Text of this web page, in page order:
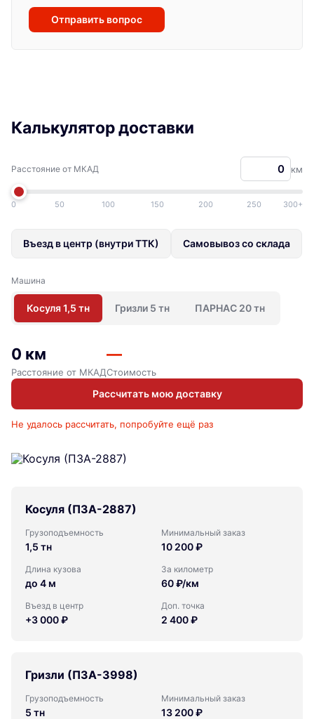
Отправить вопрос
Калькулятор доставки
Расстояние от МКАД км
0 50 100 150 200 250 300+
Въезд в центр (внутри ТТК) Самовывоз со склада
Машина
Косуля 1,5 тн Гризли 5 тн ПАРНАС 20 тн
0 км
Расстояние от МКАД
—
Стоимость
Рассчитать мою доставку
Не удалось рассчитать, попробуйте ещё раз
Косуля (ПЗА-2887)
Грузоподъемность
1,5 тн
Минимальный заказ
10 200 ₽
Длина кузова
до 4 м
За километр
60 ₽/км
Въезд в центр
+3 000 ₽
Доп. точка
2 400 ₽
Гризли (ПЗА-3998)
Грузоподъемность
5 тн
Минимальный заказ
13 200 ₽